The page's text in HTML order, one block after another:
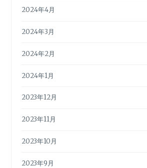
2024年4月
2024年3月
2024年2月
2024年1月
2023年12月
2023年11月
2023年10月
2023年9月